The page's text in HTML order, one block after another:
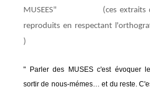
MUSEES" (ces extraits
reproduits en respectant
)
" Parler des MUSES c'est évoquer
sortir de nous-mémes… et du reste.